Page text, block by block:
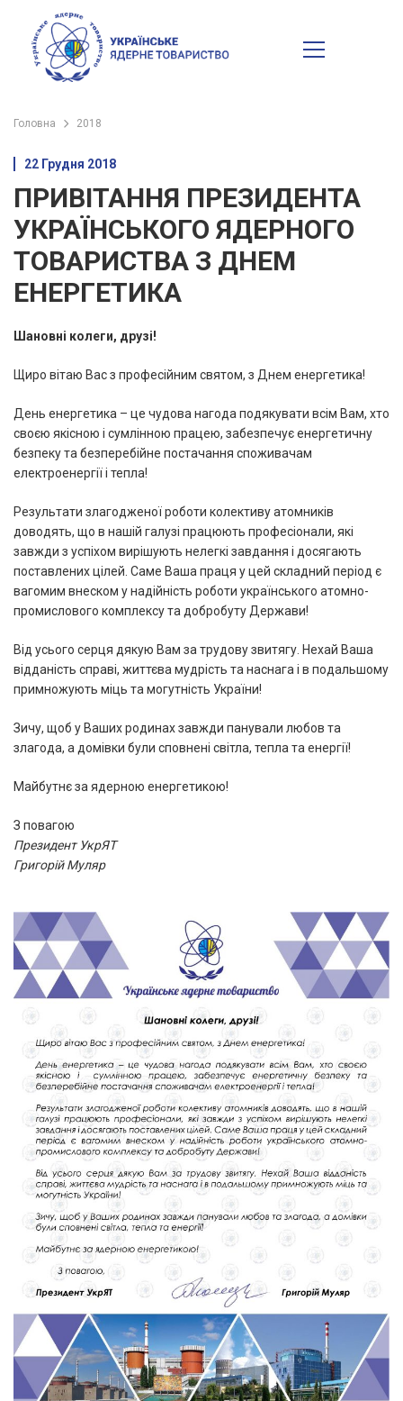
Головна 2018
22 Грудня 2018
ПРИВІТАННЯ ПРЕЗИДЕНТА
УКРАЇНСЬКОГО ЯДЕРНОГО
ТОВАРИСТВА З ДНЕМ
ЕНЕРГЕТИКА
Шановні колеги, друзі!
Щиро вітаю Вас з професійним святом, з Днем енергетика!
День енергетика – це чудова нагода подякувати всім Вам, хто
своєю якісною і сумлінною працею, забезпечує енергетичну
безпеку та безперебійне постачання споживачам
електроенергії і тепла!
Результати злагодженої роботи колективу атомників
доводять, що в нашій галузі працюють професіонали, які
завжди з успіхом вирішують нелегкі завдання і досягають
поставлених цілей. Саме Ваша праця у цей складний період є
вагомим внеском у надійність роботи українського атомно-
промислового комплексу та добробуту Держави!
Від усього серця дякую Вам за трудову звитягу. Нехай Ваша
відданість справі, життєва мудрість та наснага і в подальшому
примножують міць та могутність України!
Зичу, щоб у Ваших родинах завжди панували любов та
злагода, а домівки були сповнені світла, тепла та енергії!
Майбутнє за ядерною енергетикою!
З повагою
Президент УкрЯТ
Григорій Муляр